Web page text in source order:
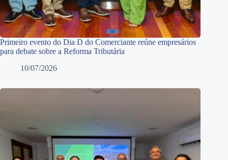
Primeiro evento do Dia D do Comerciante reúne empresários
para debate sobre a Reforma Tributária
10/07/2026